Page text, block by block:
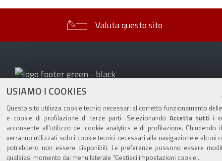
USIAMO I COOKIES
Questo sito utilizza cookie tecnici necessari al corretto funzionamento
e cookie di profilazione di terze parti. Selezionando Accetta tutti i
acconsente all’utilizzo dei cookie analytics e di profilazione. Chiudendo
verranno utilizzati solo i cookie tecnici necessari alla navigazione e alcuni
potrebbero non essere disponibili. Le preferenze possono essere
qualsiasi momento dal menu laterale "Gestisci impostazioni cookie".
Valuta questo sito
Sito istituzionale Comune di Zola Predosa
Privacy policy|DPO|Accessibilità